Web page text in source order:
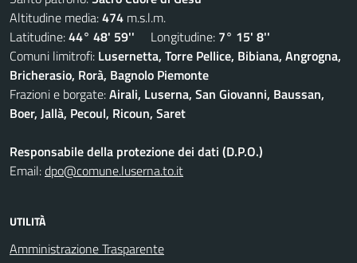
Altitudine media:474 m.s.l.m.
Latitudine:44° 48' 59'' Longitudine: 7° 15' 8''
Comuni limitrofi: Lusernetta, Torre Pellice, Bibiana, Angrogna,
Bricherasio, Rorà, Bagnolo Piemonte
Frazioni e borgate:Airali, Luserna, San Giovanni, Baussan,
Boer, Jallà, Pecoul, Ricoun, Saret
Responsabile della protezione dei dati (D.P.O.)
Email:dpo@comune.luserna.to.it
UTILITÀ
Amministrazione Trasparente